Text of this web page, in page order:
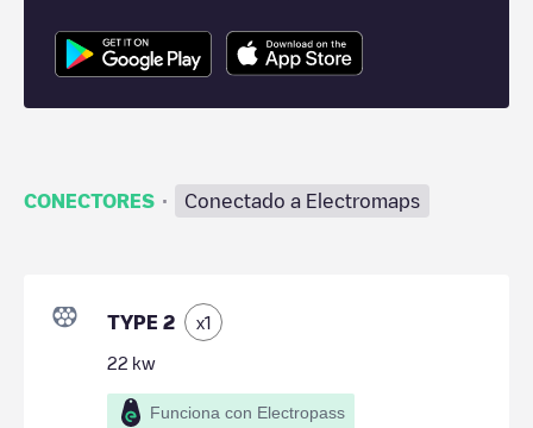
CONECTORES · Conectado a Electromaps
TYPE 2 x1
22 kw
Funciona con Electropass